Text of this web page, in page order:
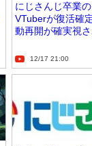
にじさんじ卒業
VTuberが復活確
動再開が確実視
12/17 21:00